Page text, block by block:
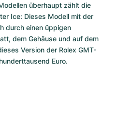
überhaupt zählt die
Ice: Dieses Modell mit der
durch einen üppigen
dem Gehäuse und auf dem
Version der Rolex GMT-
Euro.